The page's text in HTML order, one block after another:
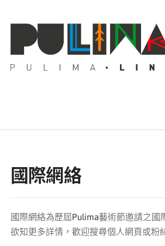
藝壇人物
Pulima藝術獎
國際網絡
國際網絡為歷屆Pulima藝術節邀請之國
欲知更多詳情，歡迎搜尋個人網頁或粉